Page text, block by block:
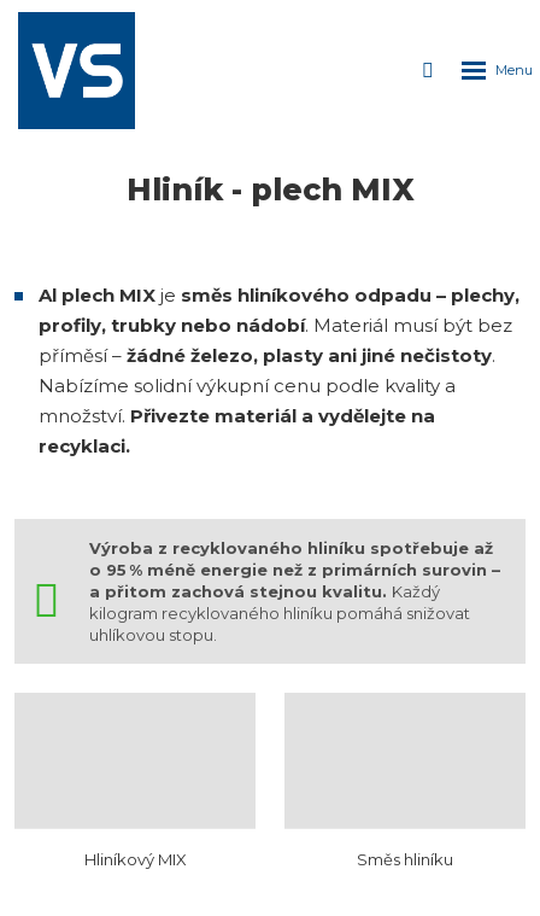
ROZDÁVÁME
PIVO
Každých 150kg
kovu
Hliník - plech MIX
Al plech MIXje směs hliníkového odpadu – plechy,
profily, trubky nebo nádobí. Materiál musí být bez
příměsí – žádné železo, plasty ani jiné nečistoty.
Nabízíme solidní výkupní cenu podle kvality a
množství. Přivezte materiál a vydělejte na
recyklaci.
Výroba z recyklovaného hliníku spotřebuje až
o 95 % méně energie než z primárních surovin –
a přitom zachová stejnou kvalitu. Každý
kilogram recyklovaného hliníku pomáhá snižovat
uhlíkovou stopu.
Hliníkový MIX Směs hliníku